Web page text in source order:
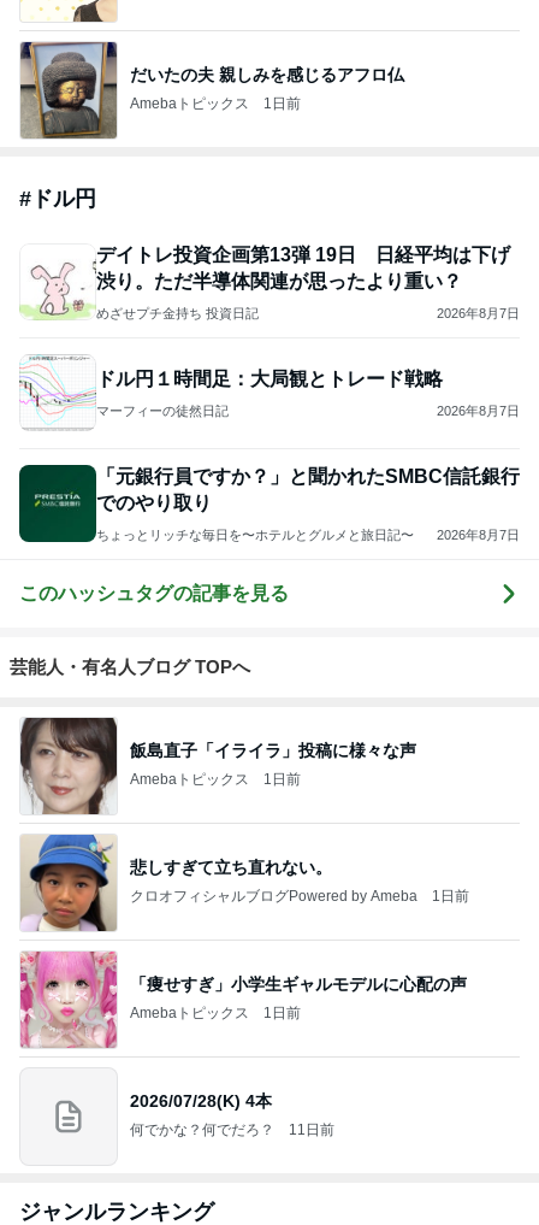
だいたの夫 親しみを感じるアフロ仏
Amebaトピックス 1日前
# ドル円
デイトレ投資企画第13弾 19日 日経平均は下げ
渋り。ただ半導体関連が思ったより重い？
めざせプチ金持ち 投資日記 2026年8月7日
ドル円１時間足：大局観とトレード戦略
マーフィーの徒然日記 2026年8月7日
「元銀行員ですか？」と聞かれたSMBC信託銀行
でのやり取り
ちょっとリッチな毎日を〜ホテルとグルメと旅日記〜 2026年8月7日
このハッシュタグの記事を見る
芸能人・有名人ブログ TOPへ
飯島直子「イライラ」投稿に様々な声
Amebaトピックス 1日前
悲しすぎて立ち直れない。
クロオフィシャルブログPowered by Ameba 1日前
「痩せすぎ」小学生ギャルモデルに心配の声
Amebaトピックス 1日前
2026/07/28(K) 4本
何でかな？何でだろ？ 11日前
ジャンルランキング